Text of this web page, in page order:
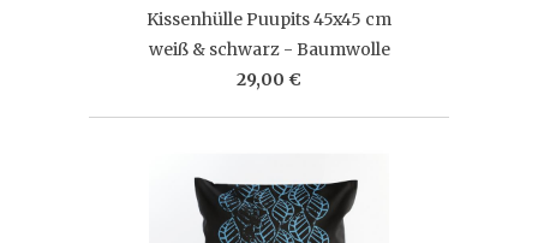
Kissenhülle Puupits 45x45 cm
weiß & schwarz - Baumwolle
29,00 €